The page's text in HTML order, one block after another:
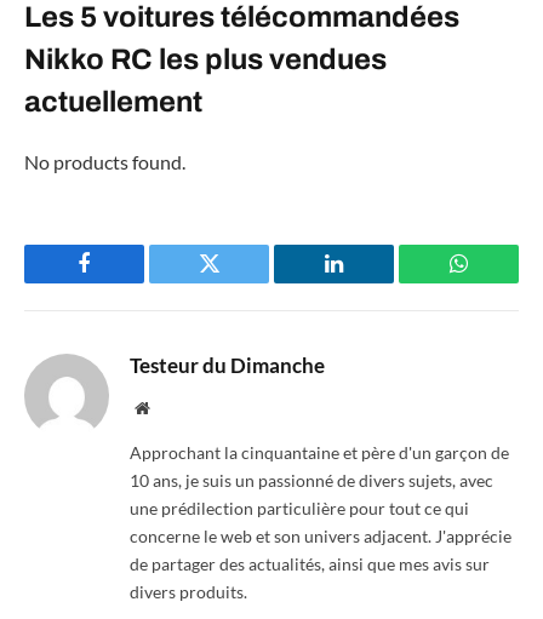
Les 5 voitures télécommandées
Nikko RC les plus vendues
actuellement
No products found.
Facebook Twitter LinkedIn
Testeur du Dimanche
Website
Approchant la cinquantaine et père d'un garçon de
10 ans, je suis un passionné de divers sujets, avec
une prédilection particulière pour tout ce qui
concerne le web et son univers adjacent. J'apprécie
de partager des actualités, ainsi que mes avis sur
divers produits.